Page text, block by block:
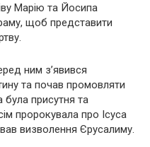
Марію та Йосипа
щоб представити
ним з’явився
та почав промовляти
була присутня та
пророкувала про Ісуса
визволення Єрусалиму.